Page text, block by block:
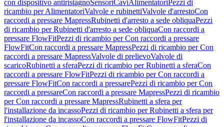
con dispositivo antiristagnoSensoriCaviAlimentatori Pezzi di
ricambio per AlimentatoriValvole e rubinettiValvole d'arrestoCon
raccordi a pressare MapressRubinetti d'arresto a sede obliquaPezzi
di ricambio per Rubinetti d'arresto a sede obliquaCon raccordi a
pressare FlowFitPezzi di ricambio per Con raccordi a pressare
FlowFitCon raccordi a pressare MapressPezzi di ricambio per Con
raccordi a pressare MapressValvole di prelievoValvole di
scaricoRubinetti a sferaPezzi di ricambio per Rubinetti a sferaCon
raccordi a pressare FlowFitPezzi di ricambio per Con raccordi a
pressare FlowFitCon raccordi a pressarePezzi di ricambio per Con
raccordi a pressareCon raccordi a pressare MapressPezzi di ricambio
per Con raccordi a pressare MapressRubinetti a sfera per
l'installazione da incassoPezzi di ricambio per Rubinetti a sfera per
l'installazione da incassoCon raccordi a pressare FlowFitPezzi di